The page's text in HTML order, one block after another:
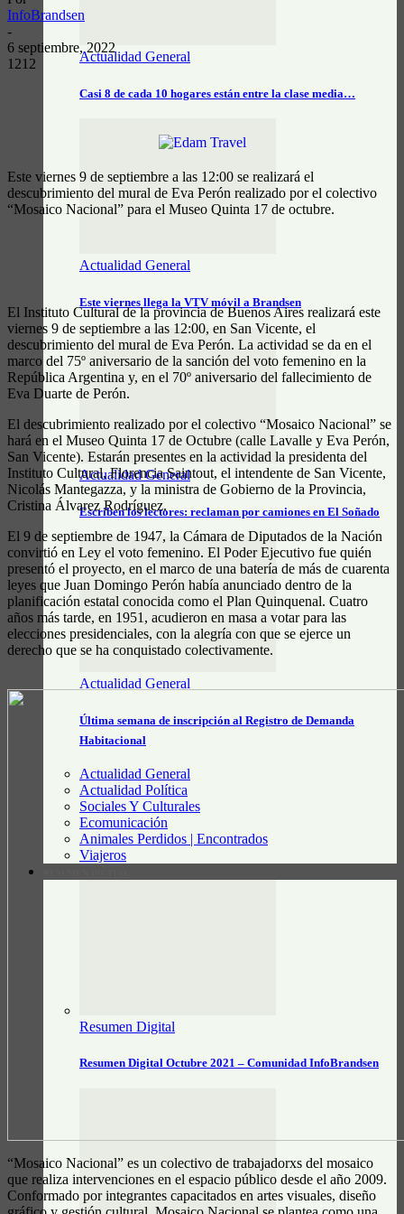
Actualidad General
Casi 8 de cada 10 hogares están entre la clase media…
Actualidad General
Este viernes llega la VTV móvil a Brandsen
Actualidad General
Escriben los lectores: reclaman por camiones en El Soñado
Actualidad General
Última semana de inscripción al Registro de Demanda
Habitacional
Actualidad General
Actualidad Política
Sociales Y Culturales
Ecomunicación
Animales Perdidos | Encontrados
Viajeros
Resumen Digital
Resumen Digital Octubre 2021 – Comunidad InfoBrandsen
InfoBrandsen
-
6 septiembre, 2022
1212
Este viernes 9 de septiembre a las 12:00 se realizará el
descubrimiento del mural de Eva Perón realizado por el colectivo
“Mosaico Nacional” para el Museo Quinta 17 de octubre.
El Instituto Cultural de la provincia de Buenos Aires realizará este
viernes 9 de septiembre a las 12:00, en San Vicente, el
descubrimiento del mural de Eva Perón. La actividad se da en el
marco del 75º aniversario de la sanción del voto femenino en la
República Argentina y, en el 70º aniversario del fallecimiento de
Eva Duarte de Perón.
El descubrimiento realizado por el colectivo “Mosaico Nacional” se
hará en el Museo Quinta 17 de Octubre (calle Lavalle y Eva Perón,
San Vicente). Estarán presentes en la actividad la presidenta del
Instituto Cultural, Florencia Saintout, el intendente de San Vicente,
Nicolás Mantegazza, y la ministra de Gobierno de la Provincia,
Cristina Álvarez Rodríguez.
El 9 de septiembre de 1947, la Cámara de Diputados de la Nación
convirtió en Ley el voto femenino. El Poder Ejecutivo fue quién
presentó el proyecto, en el marco de una batería de más de cuarenta
leyes que Juan Domingo Perón había anunciado dentro de la
planificación estatal conocida como el Plan Quinquenal. Cuatro
años más tarde, en 1951, acudieron en masa a votar para las
elecciones presidenciales, con la alegría con que se ejerce un
derecho que se ha conquistado colectivamente.
“Mosaico Nacional” es un colectivo de trabajadorxs del mosaico
que realiza intervenciones en el espacio público desde el año 2009.
Conformado por integrantes capacitados en artes visuales, diseño